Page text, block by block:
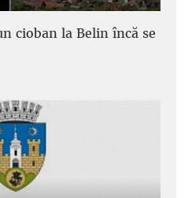
cioban la Belin încă se